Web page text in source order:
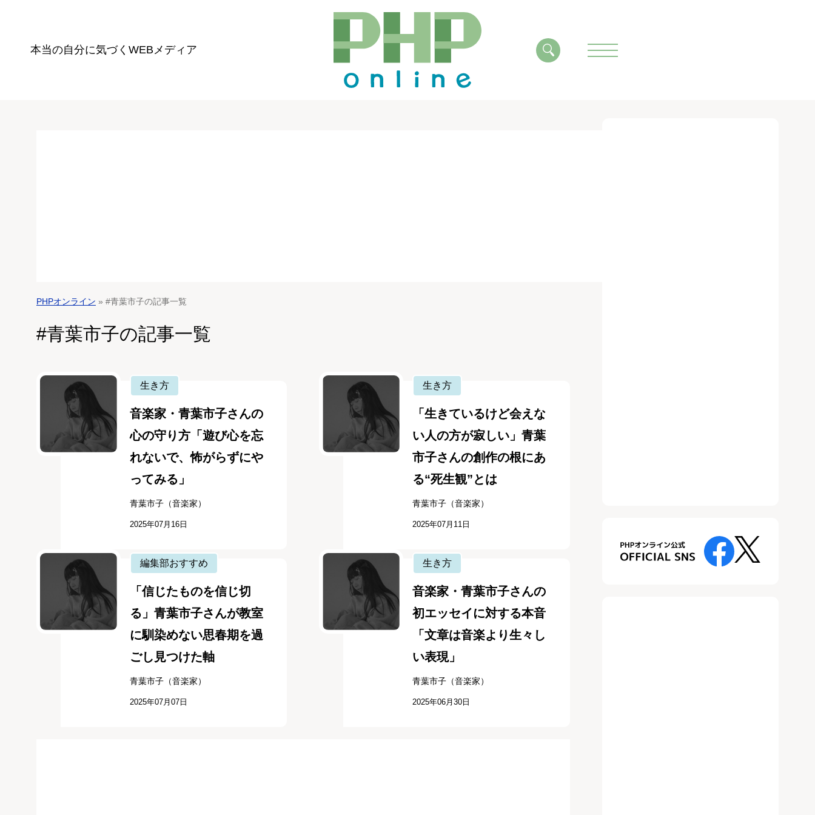
本当の自分に気づく WEBメディア
PHPオンライン » #青葉市子の記事一覧
#青葉市子の記事一覧
生き方
音楽家・青葉市子さんの
心の守り方「遊び心を忘
れないで、怖がらずにや
ってみる」
青葉市子（音楽家）
2025年07月16日
生き方
「生きているけど会えな
い人の方が寂しい」青葉
市子さんの創作の根にあ
る“死生観”とは
青葉市子（音楽家）
2025年07月11日
編集部おすすめ
「信じたものを信じ切
る」青葉市子さんが教室
に馴染めない思春期を過
ごし見つけた軸
青葉市子（音楽家）
2025年07月07日
生き方
音楽家・青葉市子さんの
初エッセイに対する本音
「文章は音楽より生々し
い表現」
青葉市子（音楽家）
2025年06月30日